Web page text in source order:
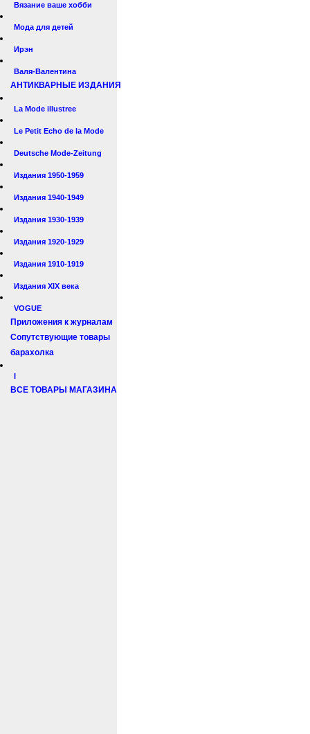
Вязание ваше хобби
Мода для детей
Ирэн
Валя-Валентина
АНТИКВАРНЫЕ ИЗДАНИЯ
La Mode illustree
Le Petit Echo de la Mode
Deutsche Mode-Zeitung
Издания 1950-1959
Издания 1940-1949
Издания 1930-1939
Издания 1920-1929
Издания 1910-1919
Издания XIX века
VOGUE
Приложения к журналам
Сопутствующие товары
барахолка
I
ВСЕ ТОВАРЫ МАГАЗИНА